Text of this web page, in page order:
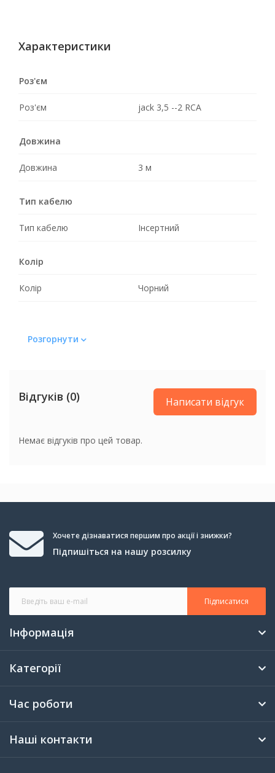
Характеристики
Роз'єм
Роз'єм jack 3,5 --2 RCA
Довжина
Довжина 3 м
Тип кабелю
Тип кабелю Інсертний
Колір
Колір Чорний
Розгорнути
Відгуків (0) Написати відгук
Немає відгуків про цей товар.
Хочете дізнаватися першим про акції і знижки?
Підпишіться на нашу розсилку
Підписатися
Інформація
Категорії
Час роботи
Наші контакти